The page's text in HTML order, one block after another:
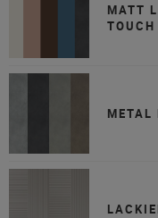
MATT
TOUCH
METAL